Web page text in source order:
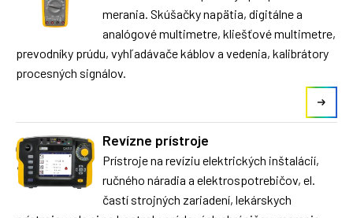
merania. Skúšačky napätia, digitálne a
analógové multimetre, kliešťové multimetre,
prevodníky prúdu, vyhľadávače káblov a vedenia, kalibrátory
procesných signálov.
Revízne prístroje
Prístroje na revíziu elektrických inštalácií,
ručného náradia a elektrospotrebičov, el.
častí strojných zariadení, lekárskych